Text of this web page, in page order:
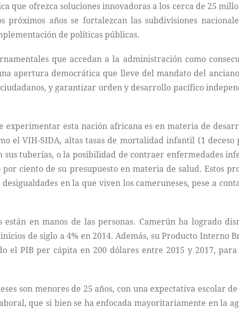
que ofrezca soluciones innovadoras a los cerca de 25
años se fortalezcan las subdivisiones
de políticas públicas.
que accedan a la administración como
apertura democrática que lleve del mandato del
y garantizar orden y desarrollo pacífico
experimentar esta nación africana es en materia de
el VIH-SIDA, altas tasas de mortalidad infantil (1 deceso
tuberías, o la posibilidad de contraer enfermedades
ciento de su presupuesto en materia de salud. Estos
en la que viven los cameruneses, pese a
están en manos de las personas. Camerún ha logrado
de siglo a 4% en 2014. Además, su Producto Interno
el PIB per cápita en 200 dólares entre 2015 y 2017,
son menores de 25 años, con una expectativa escolar
que si bien se ha enfocada mayoritariamente en la